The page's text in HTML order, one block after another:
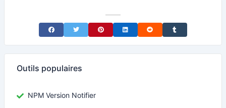
Share on Facebook
Share on TwitterShare on Pinterest
Share on LinkedIn
Share on RedditShare on Tumblr
Outils populaires
NPM Version Notifier